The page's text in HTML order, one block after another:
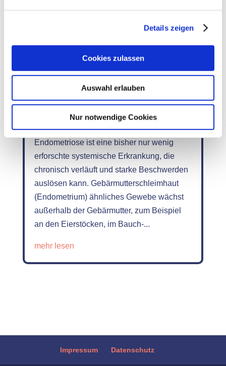
Details zeigen
Cookies zulassen
Auswahl erlauben
Nur notwendige Cookies
Endometriose – ein
Chamäleon
30. Mai 2021
Endometriose ist eine bisher nur wenig
erforschte systemische Erkrankung, die
chronisch verläuft und starke Beschwerden
auslösen kann. Gebärmutterschleimhaut
(Endometrium) ähnliches Gewebe wächst
außerhalb der Gebärmutter, zum Beispiel
an den Eierstöcken, im Bauch-...
mehr lesen
Impressum Datenschutz